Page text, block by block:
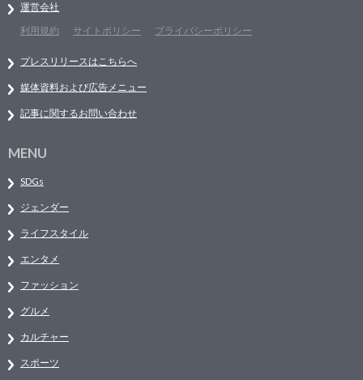
運営会社
利用規約
サイトポリシー プライバシーポリシー
プレスリリースはこちらへ
媒体資料および広告メニュー
記事に関するお問い合わせ
MENU
SDGs
ジェンダー
ライフスタイル
エンタメ
ファッション
グルメ
カルチャー
スポーツ